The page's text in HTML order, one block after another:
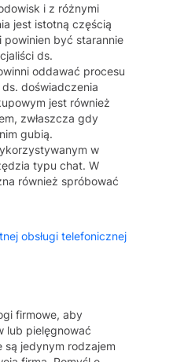
i z różnymi
jest istotną częścią
być starannie
ds.
oddawać procesu
doświadczenia
jest również
zwłaszcza gdy
gubią.
w
typu chat. W
również spróbować
obsługi telefonicznej
firmowe, aby
lub pielęgnować
są jedynym rodzajem